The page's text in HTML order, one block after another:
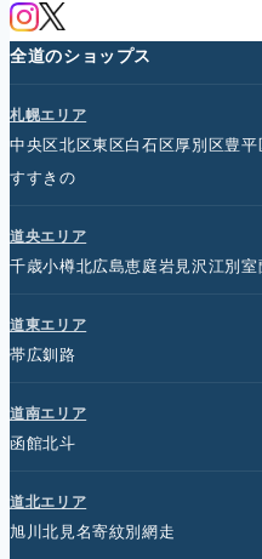
全道のショップス
札幌エリア
中央区北区東区白石区厚別区豊平
すすきの
道央エリア
千歳小樽北広島恵庭岩見沢江別室
道東エリア
帯広釧路
道南エリア
函館北斗
道北エリア
旭川北見 名寄紋別網走